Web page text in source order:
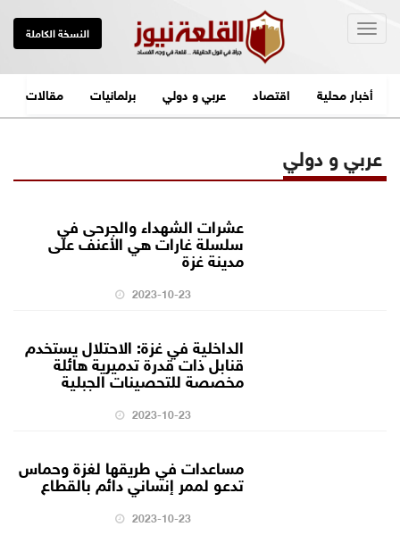
النسخة الكاملة
أخبار محلية اقتصاد عربي و دولي برلمانيات مقالات
عربي و دولي
عشرات الشهداء والجرحى في
سلسلة غارات هي الأعنف على
مدينة غزة
2023-10-23
الداخلية في غزة: الاحتلال يستخدم
قنابل ذات قدرة تدميرية هائلة
مخصصة للتحصينات الجبلية
2023-10-23
مساعدات في طريقها لغزة وحماس
تدعو لممر إنساني دائم بالقطاع
2023-10-23